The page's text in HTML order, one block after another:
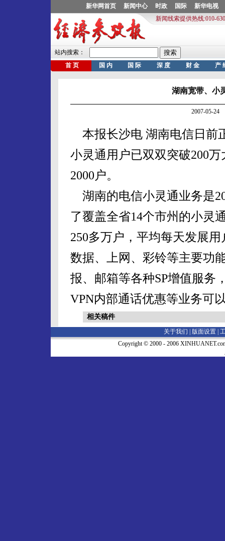
湖南宽带、小
2007-05-24
本报长沙电 湖南电信日前
小灵通用户已双双突破200
2000户。
湖南的电信小灵通业务是
了覆盖全省14个市州的小灵
250多万户，平均每天发展
数据、上网、彩铃等主要功
报、邮箱等各种SP增值服务
VPN内部通话优惠等业务可
相关稿件
关于我们 | 版面设置
Copyright © 2000 - 2006